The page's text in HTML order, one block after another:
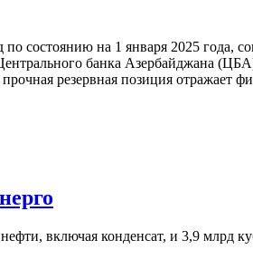
состоянию на 1 января 2025 года,
банка Азербайджана
резервная позиция отражает
включая конденсат, и 3,9 млрд